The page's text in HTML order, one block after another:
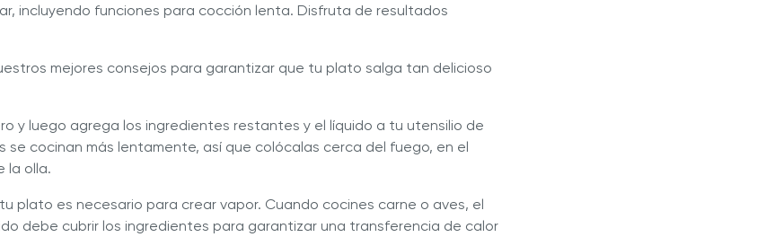
incluyendo funciones para cocción lenta. Disfruta de resultados
mejores consejos para garantizar que tu plato salga tan delicioso
y luego agrega los ingredientes restantes y el líquido a tu utensilio de
se cocinan más lentamente, así que colócalas cerca del fuego, en el
la olla.
plato es necesario para crear vapor. Cuando cocines carne o aves, el
debe cubrir los ingredientes para garantizar una transferencia de calor